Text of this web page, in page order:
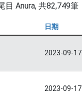
目 Anura, 共82,749筆
日期
2023-09-17
2023-09-17